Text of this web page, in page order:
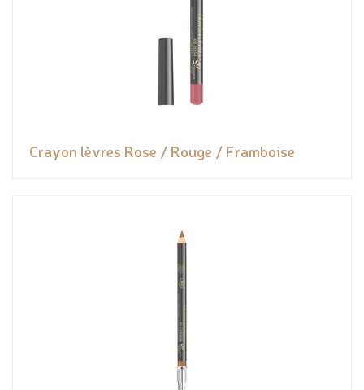
Crayon lèvres Rose / Rouge / Framboise